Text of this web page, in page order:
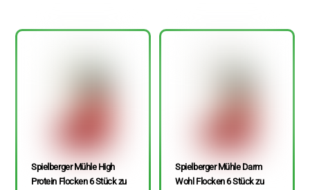
Spielberger Mühle High
Protein Flocken 6 Stück zu
Spielberger Mühle Darm
Wohl Flocken 6 Stück zu